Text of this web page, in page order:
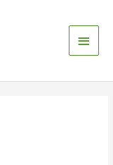
Menu